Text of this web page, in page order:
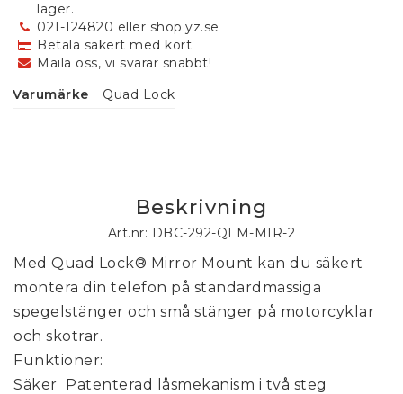
lager.
021-124820 eller shop.yz.se
Betala säkert med kort
Maila oss, vi svarar snabbt!
Varumärke
Quad Lock
Beskrivning
Art.nr: DBC-292-QLM-MIR-2
Med Quad Lock® Mirror Mount kan du säkert
montera din telefon på standardmässiga
spegelstänger och små stänger på motorcyklar
och skotrar.
Funktioner:
Säker  Patenterad låsmekanism i två steg